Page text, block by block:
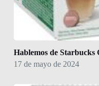
Hablemos de Starbucks
17 de mayo de 2024